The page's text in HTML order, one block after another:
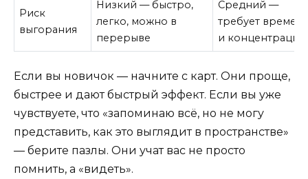
Риск
выгорания
Низкий — быстро,
легко, можно в
перерыве
Средний —
требует
и концентрации
Если вы новичок — начните с карт. Они проще,
быстрее и дают быстрый эффект. Если вы уже
чувствуете, что «запоминаю всё, но не могу
представить, как это выглядит в пространстве»
— берите пазлы. Они учат вас не просто
помнить, а «видеть».